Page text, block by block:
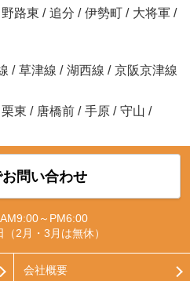
野路東 / 追分 / 伊勢町 / 大将軍 /
/ 草津線 / 湖西線 / 京阪京津線
栗東 / 唐橋前 / 手原 / 守山 /
問い合わせ
AM9:00～PM6:00
（2月・3月は無休）
会社概要